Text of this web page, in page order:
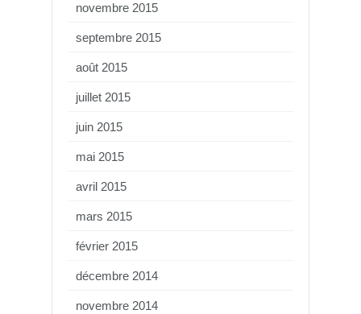
novembre 2015
septembre 2015
août 2015
juillet 2015
juin 2015
mai 2015
avril 2015
mars 2015
février 2015
décembre 2014
novembre 2014